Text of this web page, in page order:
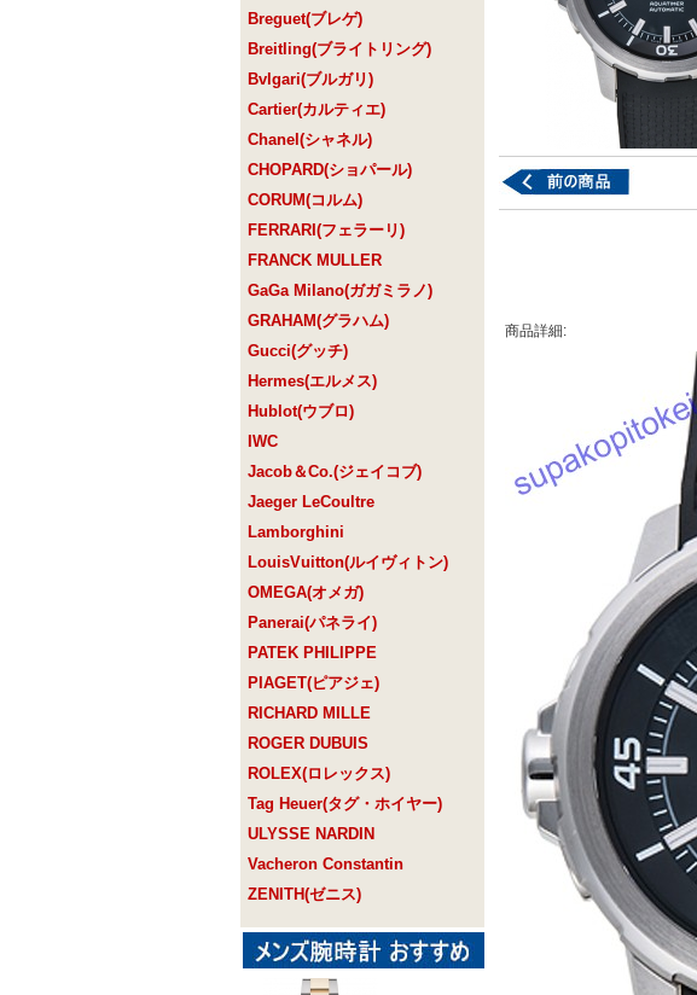
Breguet(ブレゲ)
Breitling(ブライトリング)
Bvlgari(ブルガリ)
Cartier(カルティエ)
Chanel(シャネル)
CHOPARD(ショパール)
CORUM(コルム)
FERRARI(フェラーリ)
FRANCK MULLER
GaGa Milano(ガガミラノ)
GRAHAM(グラハム)
Gucci(グッチ)
Hermes(エルメス)
Hublot(ウブロ)
IWC
Jacob＆Co.(ジェイコブ)
Jaeger LeCoultre
Lamborghini
LouisVuitton(ルイヴィトン)
OMEGA(オメガ)
Panerai(パネライ)
PATEK PHILIPPE
PIAGET(ピアジェ)
RICHARD MILLE
ROGER DUBUIS
ROLEX(ロレックス)
Tag Heuer(タグ・ホイヤー)
ULYSSE NARDIN
Vacheron Constantin
ZENITH(ゼニス)
商品詳細: